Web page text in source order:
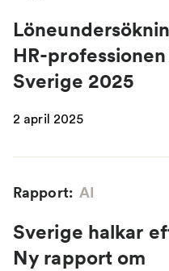
HR-
Sverige 2025
2 april 2025
Rapport: AI
Sverige halkar
Ny rapport om